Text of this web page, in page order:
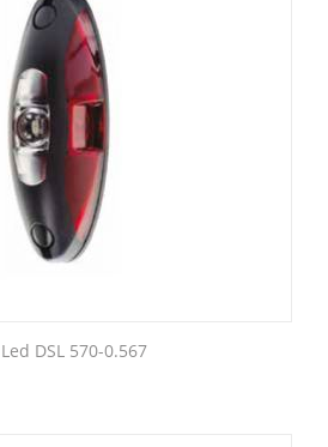
DSL 570-0.567